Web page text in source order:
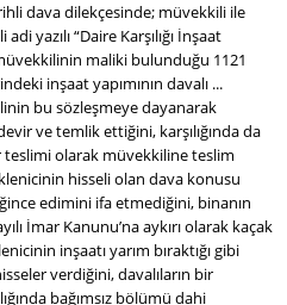
dava dilekçesinde; müvekkili ile
yazılı “Daire Karşılığı İnşaat
maliki bulunduğu 1121
inşaat yapımının davalı ...
bu sözleşmeye dayanarak
ve temlik ettiğini, karşılığında da
teslimi olarak müvekkiline teslim
hisseli olan dava konusu
edimini ifa etmediğini, binanın
İmar Kanunu’na aykırı olarak kaçak
inşaatı yarım bıraktığı gibi
verdiğini, davalıların bir
bağımsız bölümü dahi